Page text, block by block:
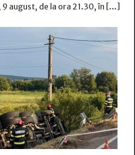
august, de la ora 21.30, în […]